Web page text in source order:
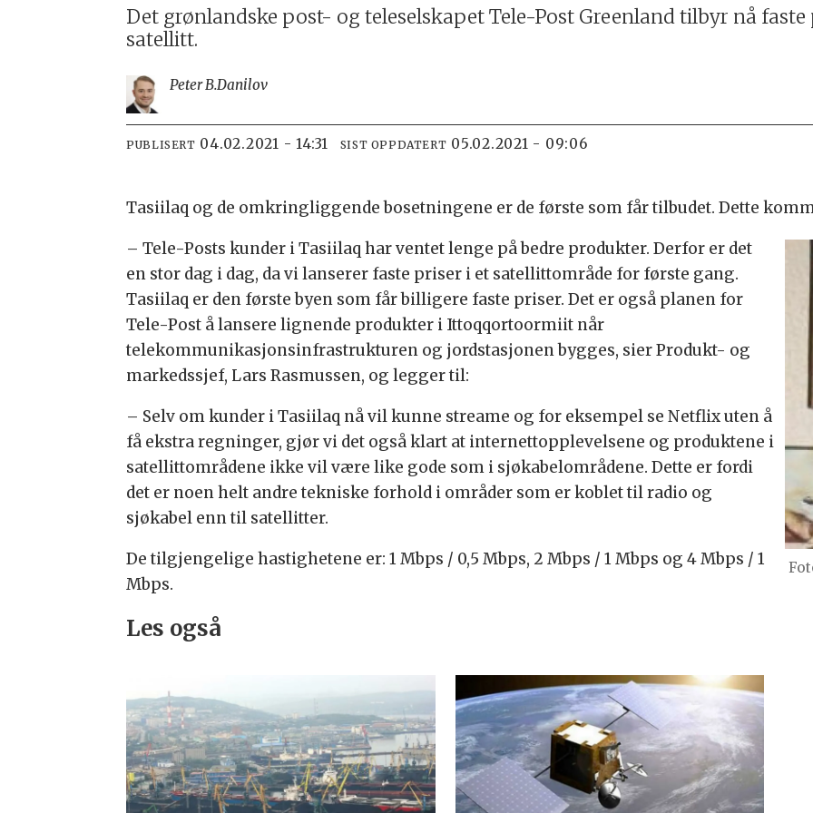
Det grønlandske post- og teleselskapet Tele-Post Greenland tilbyr nå
satellitt.
Peter B.Danilov
PUBLISERT 04.02.2021 - 14:31 SIST OPPDATERT 05.02.2021 - 09:06
Tasiilaq og de omkringliggende bosetningene er de første som får tilbudet. Dette
–Tele-Posts kunder i Tasiilaq har ventet lenge på bedre produkter. Derfor er det
en stor dag i dag, da vi lanserer faste priser i et satellittområde for første gang.
Tasiilaq er den første byen som får billigere faste priser. Det er også planen for
Tele-Post å lansere lignende produkter i Ittoqqortoormiit når
telekommunikasjonsinfrastrukturen og jordstasjonen bygges, sier Produkt- og
markedssjef, Lars Rasmussen, og legger til:
– Selv om kunder i Tasiilaq nå vil kunne streame og for eksempel se Netflix uten å
få ekstra regninger, gjør vi det også klart at internettopplevelsene og produktene i
satellittområdene ikke vil være like gode som i sjøkabelområdene. Dette er fordi
det er noen helt andre tekniske forhold i områder som er koblet til radio og
sjøkabel enn til satellitter.
De tilgjengelige hastighetene er: 1 Mbps / 0,5 Mbps, 2 Mbps / 1 Mbps og 4 Mbps / 1
Mbps.
Les også